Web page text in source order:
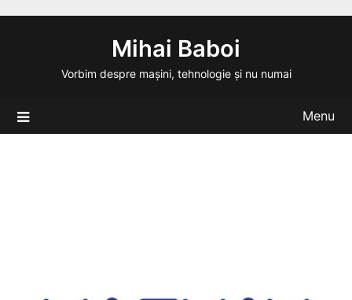
Mihai Baboi
Vorbim despre mașini, tehnologie și nu numai
Menu